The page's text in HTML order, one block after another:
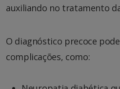
auxiliando no tratamento
O diagnóstico precoce
complicações, como: